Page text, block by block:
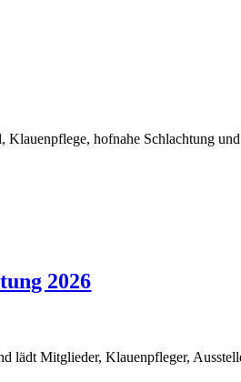
hofnahe Schlachtung
2026
Mitglieder, Klauenpfleger,